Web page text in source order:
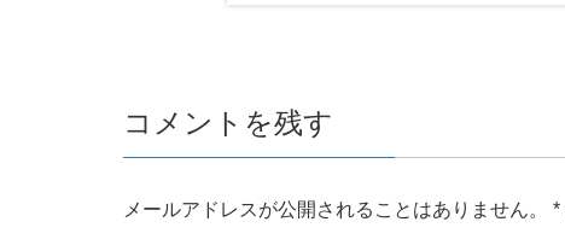
コメントを残す
メールアドレスが公開されることはありません。 *